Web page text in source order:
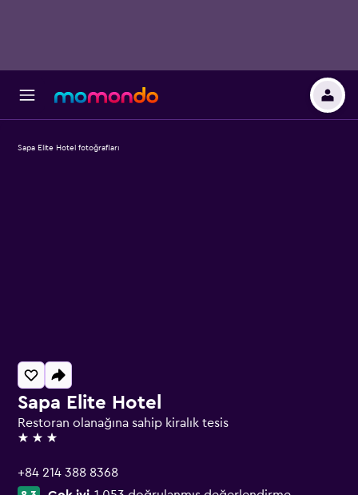
Sapa Elite Hotel
Restoran olanağına sahip kiralık tesis
3 yıldız
+84 214 388 8368
Sapa Elite Hotel fotoğrafları